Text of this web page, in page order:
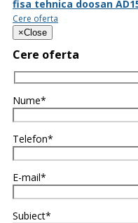
fisa tehnica doosan
Cere oferta
×Close
Cere oferta
Nume*
Telefon*
E-mail*
Subiect*